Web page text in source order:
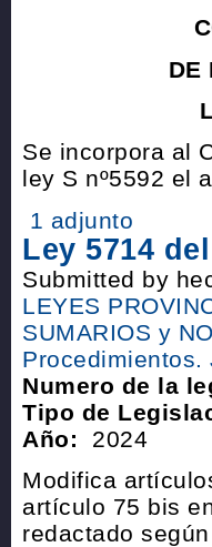
DE
Se incorpora al
ley S nº5592 el
1 adjunto
Ley 5714
Submitted by
LEYES
SUMARIOS y
Numero de la
Tipo de
Año:
2024
Modifica
artículo 75 bis
redactado